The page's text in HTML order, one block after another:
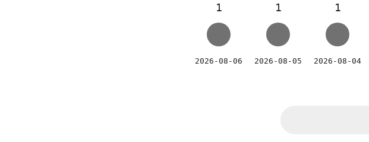
1
2026-08-06
1
2026-08-05
1
2026-08-04